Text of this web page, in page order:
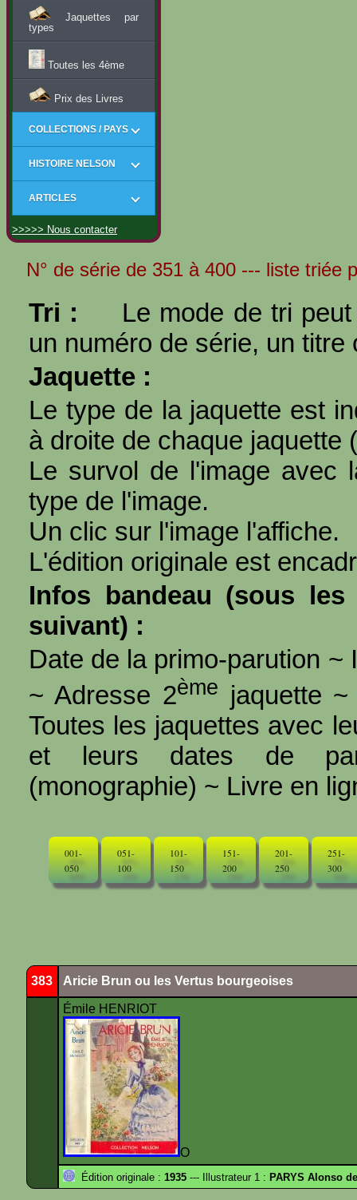
Jaquettes par
types
Toutes les 4ème
Prix des Livres
COLLECTIONS / PAYS
HISTOIRE NELSON
ARTICLES
>>>>> Nous contacter
N° de série de 351 à 400 --- liste triée
Tri :
Le mode de tri
un numéro de série, un titre
Jaquette :
Le type de la jaquette est
à droite de chaque jaquette (
Le survol de l'image avec
type de l'image.
Un clic sur l'image l'affiche.
L'édition originale est
Infos bandeau (sous
suivant) :
Date de la primo-parution ~
~ Adresse 2ème jaquette
Toutes les jaquettes avec
et leurs dates de
(monographie) ~ Livre en
001-
050
051-
100
101-
150
151-
200
201-
250
251-
300
383 Aricie Brun ou les Vertus bourgeoises
Émile HENRIOT
O
Édition originale : 1935 --- Illustrateur 1 : PARYS Alonso de